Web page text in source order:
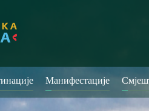
Манифестације